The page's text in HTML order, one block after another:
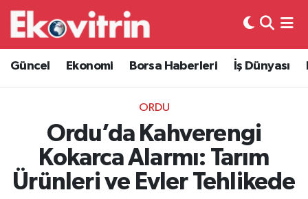
Güncel Ekonomi Borsa Haberleri İş Dünyası
ORDU
Ordu’da Kahverengi
Kokarca Alarmı: Tarım
Ürünleri ve Evler Tehlikede
Güncel
Ekonomi
Borsa Haberleri
İş Dünyası
Lojistik
Hava Durumu
Trafik Durumu
Süper Lig Puan Durumu ve Fikstür
Tüm Manşetler
Son Dakika Haberleri